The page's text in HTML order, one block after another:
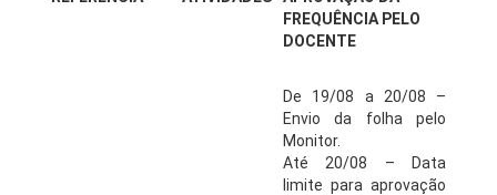
FREQUÊNCIA PELO
DOCENTE
De 19/08 a 20/08 –
Envio da folha pelo
Monitor.
Até 20/08 – Data
limite para aprovação